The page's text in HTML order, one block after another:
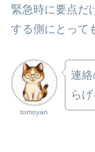
緊急時に要点だ
する側にとって
tomoyan
連
ら